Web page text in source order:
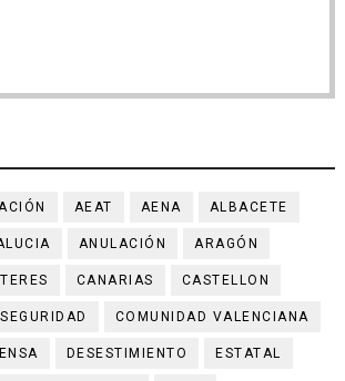
AEAT AENA ALBACETE
ANULACIÓN ARAGÓN
CANARIAS CASTELLON
COMUNIDAD VALENCIANA
DESESTIMIENTO ESTATAL